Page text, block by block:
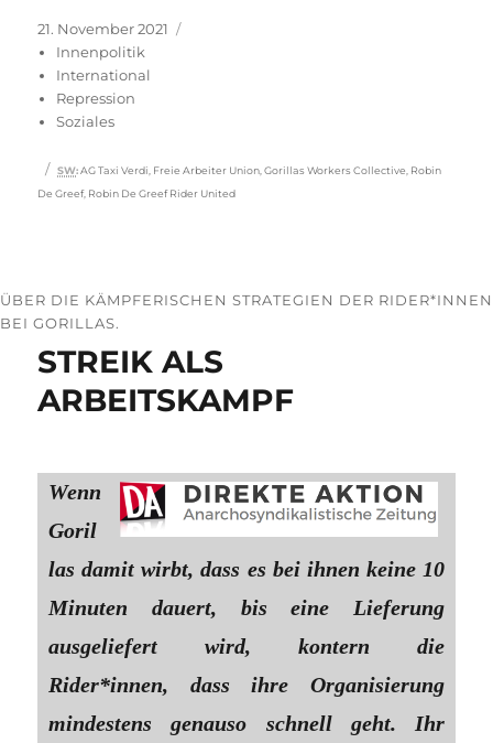
Veröffentlicht
am
21. November 2021
Innenpolitik
International
Repression
Soziales
Schlagwörter
SW: AG Taxi Verdi, Freie Arbeiter Union,Gorillas Workers Collective, Robin
De Greef, Robin De Greef Rider United
ÜBER DIE KÄMPFERISCHEN STRATEGIEN DER RIDER*INNEN
BEI GORILLAS.
STREIK ALS
ARBEITSKAMPF
Wenn
Goril
las damit wirbt, dass es bei ihnen keine 10
Minuten dauert, bis eine Lieferung
ausgeliefert wird, kontern die
Rider*innen, dass ihre Organisierung
mindestens genauso schnell geht. Ihr